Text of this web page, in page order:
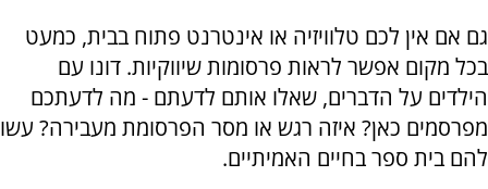
גם אם אין לכם טלוויזיה או אינטרנט פתוח בבית, כמעט
בכל מקום אפשר לראות פרסומות שיווקיות. דונו עם
הילדים על הדברים, שאלו אותם לדעתם - מה לדעתכם
מפרסמים כאן? איזה רגש או מסר הפרסומת מעבירה? עשו
להם בית ספר בחיים האמיתיים.